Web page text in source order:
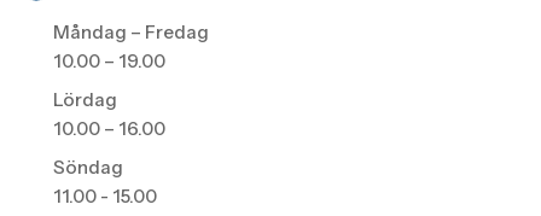
Måndag – Fredag
10.00 – 19.00
Lördag
10.00 – 16.00
Söndag
11.00 - 15.00